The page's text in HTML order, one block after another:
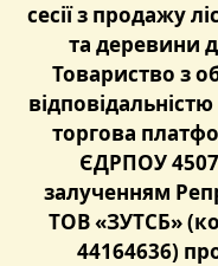
сесії з продажу
та деревини
Товариство з
торгова
ЄДРПОУ
залученням
ТОВ «ЗУТСБ»
44164636)